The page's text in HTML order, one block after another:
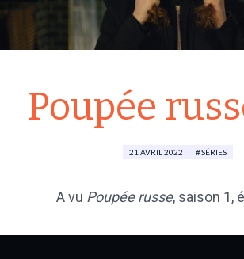
Poupée
21 AVRIL 2022 SÉRIES
A vu Poupée russe, saison 1,